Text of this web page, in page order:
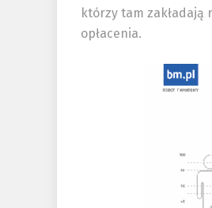
którzy tam zakładają
opłacenia.